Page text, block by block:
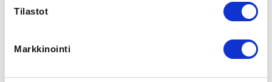
Tilastot
Markkinointi
INSTRUCTORS